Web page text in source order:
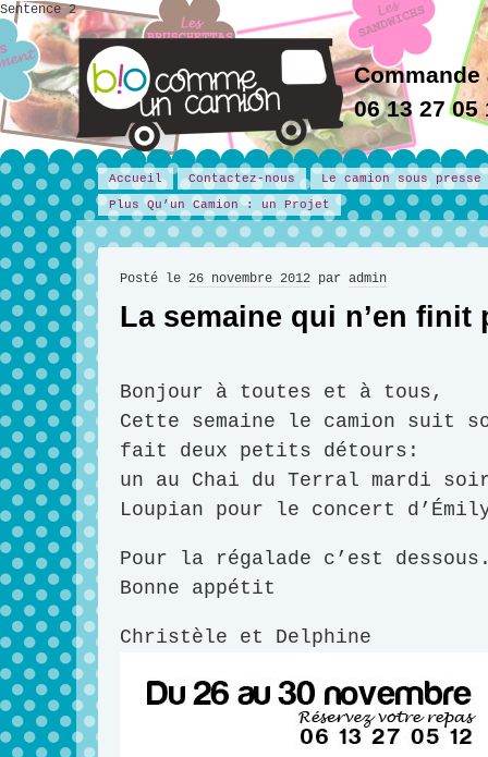
Sentence 2
Commande
06 13 27 05
Accueil Contactez-nous
Le camion sous presse
Plus Qu’un Camion : un Projet
La semaine qui n’en
Posté le 26 novembre 2012 par admin
Bonjour à toutes et à tous,
Cette semaine le camion suit
fait deux petits détours:
un au Chai du Terral mardi
Loupian pour le concert
Pour la régalade c’est
Bonne appétit
Christèle et Delphine